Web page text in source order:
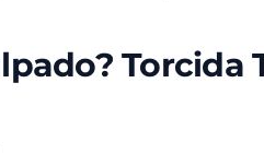
Torcida